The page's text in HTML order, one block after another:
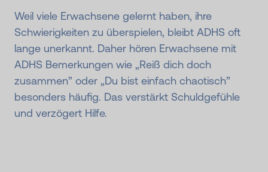
Weil viele Erwachsene gelernt haben, ihre
Schwierigkeiten zu überspielen, bleibt ADHS oft
lange unerkannt. Daher hören Erwachsene mit
ADHS Bemerkungen wie „Reiß dich doch
zusammen” oder „Du bist einfach chaotisch”
besonders häufig. Das verstärkt Schuldgefühle
und verzögert Hilfe.